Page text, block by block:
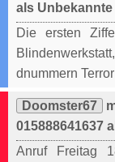
als Unbekannte
Die ersten
dnummern
Doomster67
015888641637
Anruf Freitag